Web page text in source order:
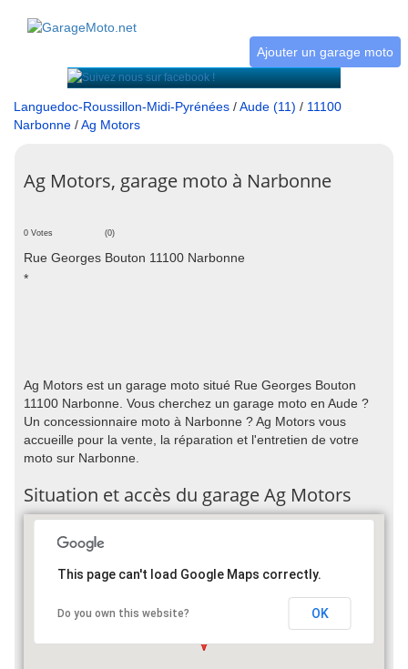
Ajouter un garage moto
Languedoc-Roussillon-Midi-Pyrénées /Aude (11) / 11100
Narbonne /Ag Motors
Ag Motors, garage moto à Narbonne
0 Votes (0)
Rue Georges Bouton 11100 Narbonne
*
Ag Motors est un garage moto situé Rue Georges Bouton
11100 Narbonne. Vous cherchez un garage moto en Aude ?
Un concessionnaire moto à Narbonne ? Ag Motors vous
accueille pour la vente, la réparation et l'entretien de votre
moto sur Narbonne.
Situation et accès du garage Ag Motors
This page can't load Google Maps correctly.
Do you own this website? OK